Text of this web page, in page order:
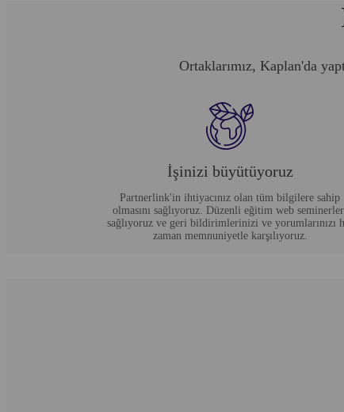
Ortaklarımız, Kaplan'da
İşinizi büyütüyoruz
Partnerlink'in ihtiyacınız olan tüm bilgilere sahip
olmasını sağlıyoruz. Düzenli eğitim web
sağlıyoruz ve geri bildirimlerinizi ve yorumlarınızı
zaman memnuniyetle karşılıyoruz.